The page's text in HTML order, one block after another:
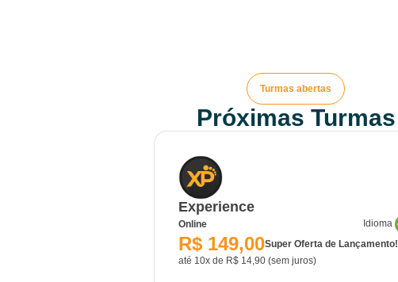
Turmas abertas
Próximas Turmas
Experience
Online Idioma
R$ 149,00Super Oferta de Lançamento!
até 10x de R$ 14,90 (sem juros)